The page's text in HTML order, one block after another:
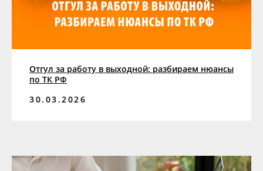
Отгул за работу в выходной: разбираем нюансы
по ТК РФ
30.03.2026